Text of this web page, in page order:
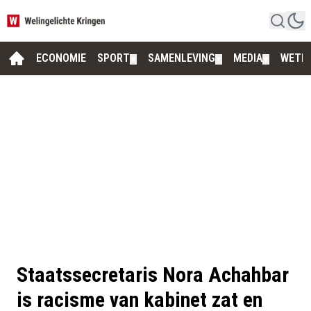
ECONOMIE SPORT SAMENLEVING MEDIA
Staatssecretaris Nora Achahbar
is racisme van kabinet zat en